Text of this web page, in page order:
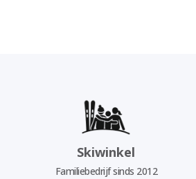
Skiwinkel
Familiebedrijf sinds 2012